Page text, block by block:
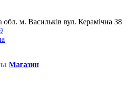
обл. м. Васильків вул. Керамічна 38
Магазин